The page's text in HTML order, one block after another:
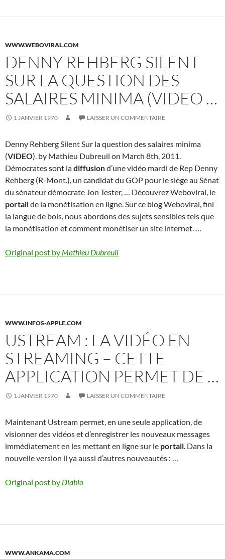
WWW.WEBOVIRAL.COM
DENNY REHBERG SILENT
SUR LA QUESTION DES
SALAIRES MINIMA (VIDEO …
1 JANVIER 1970 LAISSER UN COMMENTAIRE
Denny Rehberg Silent Sur la question des salaires minima
(VIDEO). by Mathieu Dubreuil on March 8th, 2011.
Démocrates sont ladiffusiond’une vidéo mardi de Rep Denny
Rehberg (R-Mont.), un candidat du GOP pour le siège au Sénat
du sénateur démocrate Jon Tester, … Découvrez Weboviral, le
portailde la monétisation en ligne. Sur ce blog Weboviral, fini
la langue de bois, nous abordons des sujets sensibles tels que
la monétisation et comment monétiser un site internet. …
Original post by Mathieu Dubreuil
WWW.INFOS-APPLE.COM
USTREAM : LA VIDÉO EN
STREAMING – CETTE
APPLICATION PERMET DE …
1 JANVIER 1970 LAISSER UN COMMENTAIRE
Maintenant Ustream permet, en une seule application, de
visionner des vidéos et d’enregistrer les nouveaux messages
immédiatement en les mettant en ligne sur le portail. Dans la
nouvelle version il ya aussi d’autres nouveautés : …
Original post by Diablo
WWW.ANKAMA.COM